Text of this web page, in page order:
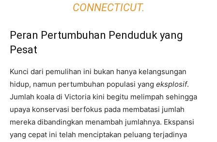
CONNECTICUT.
Peran Pertumbuhan Penduduk yang
Pesat
Kunci dari pemulihan ini bukan hanya kelangsungan
hidup, namun pertumbuhan populasi yang eksplosif.
Jumlah koala di Victoria kini begitu melimpah sehingga
upaya konservasi berfokus pada membatasi jumlah
mereka dibandingkan menambah jumlahnya. Ekspansi
yang cepat ini telah menciptakan peluang terjadinya